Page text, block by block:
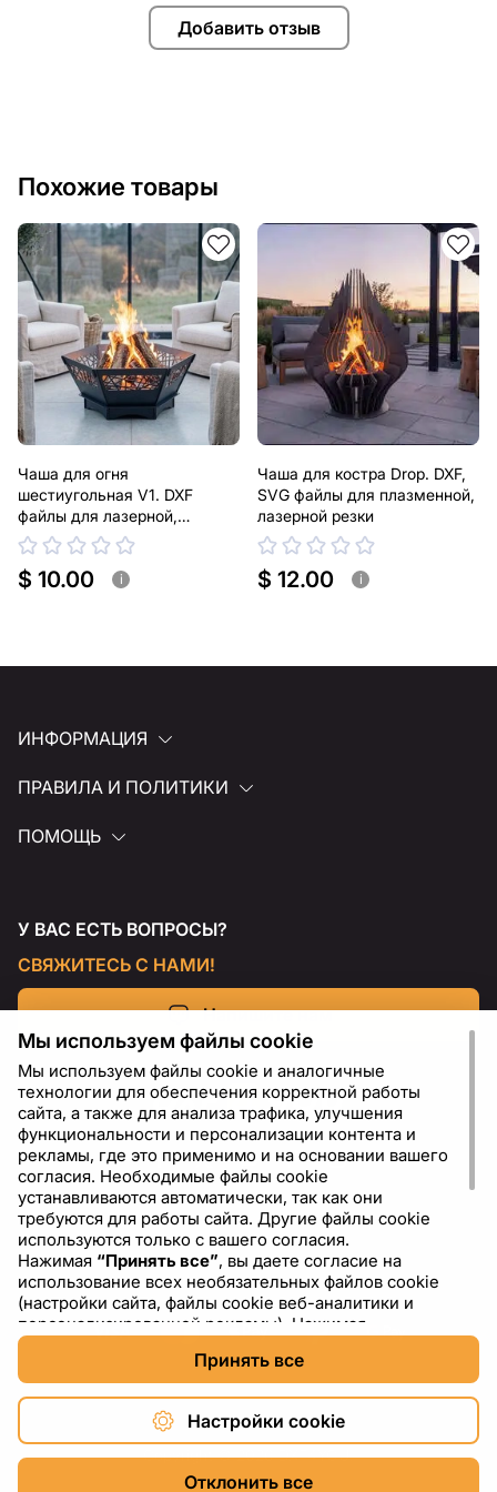
Добавить отзыв
Похожие товары
Чаша для огня
шестиугольная V1. DXF
файлы для лазерной,
плазменной резки
$ 10.00 i
Чаша для костра Drop. DXF,
SVG файлы для плазменной,
лазерной резки
$ 12.00 i
ИНФОРМАЦИЯ
ПРАВИЛА И ПОЛИТИКИ
ПОМОЩЬ
У ВАС ЕСТЬ ВОПРОСЫ?
СВЯЖИТЕСЬ С НАМИ!
Напишите нам
Copyright © 2026 DXF4YOU.
RU USD - US Dollar ($)
Мы используем файлы cookie
Мы используем файлы cookie и аналогичные
технологии для обеспечения корректной работы
сайта, а также для анализа трафика, улучшения
функциональности и персонализации контента и
рекламы, где это применимо и на основании вашего
согласия. Необходимые файлы cookie
устанавливаются автоматически, так как они
требуются для работы сайта. Другие файлы cookie
используются только с вашего согласия.
Нажимая “Принять все”, вы даете согласие на
использование всех необязательных файлов cookie
(настройки сайта, файлы cookie веб-аналитики и
персонализированной рекламы). Нажимая
“Отклонить все”
необходимые файлы cookie. Нажимая
cookie”, вы можете выбрать, какие категории файлов
cookie разрешить или отключить. Вы можете
изменить или отозвать свое согласие в любое время
через ссылку “Настройки cookie” в нижней части
сайта. Подробнее об использовании файлов cookie,
Принять все
Настройки cookie
Отклонить все